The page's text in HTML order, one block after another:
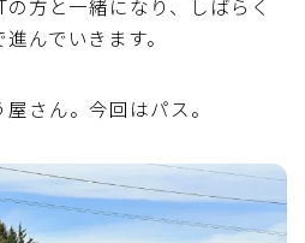
方と一緒になり、しばらく
んでいきます。
さん。今回はパス。